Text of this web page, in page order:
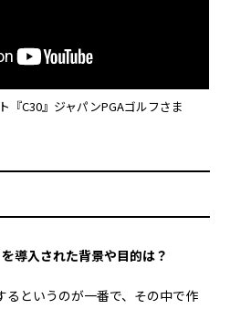
『C30』ジャパンPGAゴルフさま
導入された背景や目的は？
るというのが一番で、その中で作